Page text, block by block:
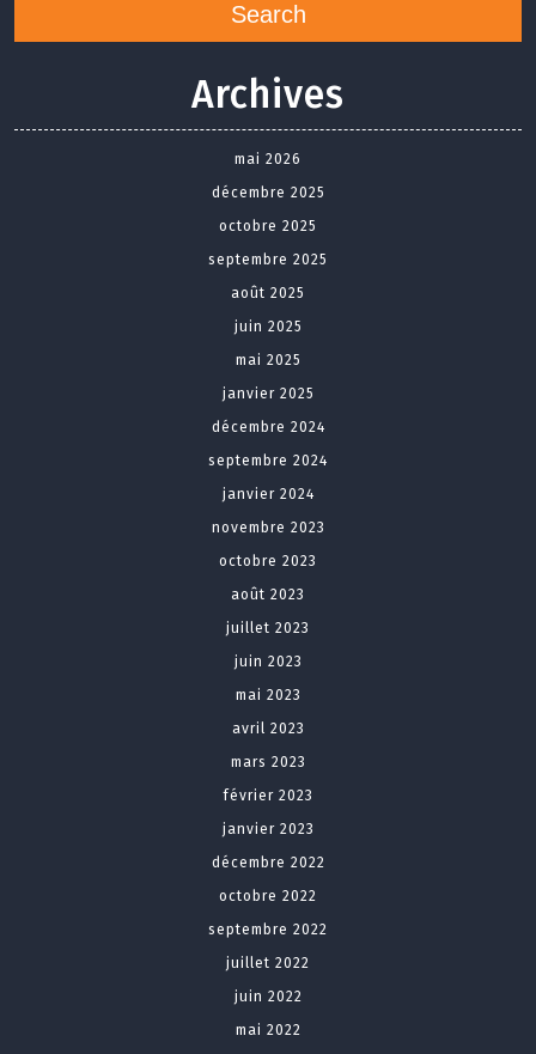
Search
Archives
mai 2026
décembre 2025
octobre 2025
septembre 2025
août 2025
juin 2025
mai 2025
janvier 2025
décembre 2024
septembre 2024
janvier 2024
novembre 2023
octobre 2023
août 2023
juillet 2023
juin 2023
mai 2023
avril 2023
mars 2023
février 2023
janvier 2023
décembre 2022
octobre 2022
septembre 2022
juillet 2022
juin 2022
mai 2022